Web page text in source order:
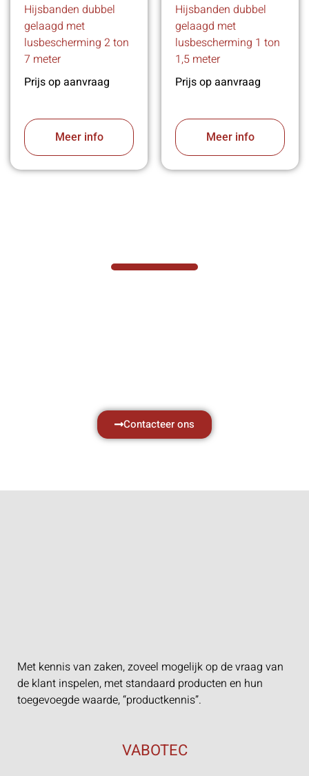
Hijsbanden dubbel
gelaagd met
lusbescherming 2 ton
7 meter
Prijs op aanvraag
Meer info
Hijsbanden dubbel
gelaagd met
lusbescherming 1 ton
1,5 meter
Prijs op aanvraag
Meer info
Contacteer ons
Met kennis van zaken, zoveel mogelijk op de vraag van
de klant inspelen, met standaard producten en hun
toegevoegde waarde, “productkennis”.
VABOTEC